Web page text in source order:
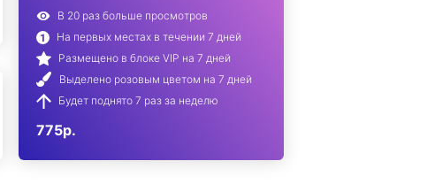
В 20 раз больше просмотров
На первых местах в течении 7 дней
Размещено в блоке VIP на 7 дней
Выделено розовым цветом на 7 дней
Будет поднято 7 раз за неделю
775р.